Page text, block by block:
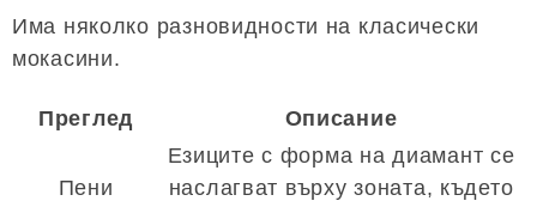
Има няколко разновидности на класически
мокасини.
Преглед Описание
Пени
Езиците с форма на диамант се
наслагват върху зоната, където